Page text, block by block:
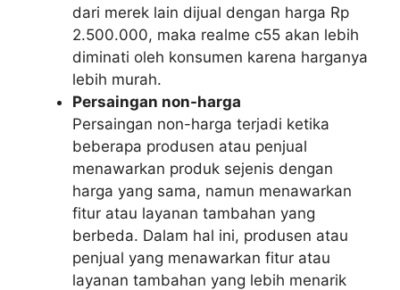
dari merek lain dijual dengan harga Rp
2.500.000, maka realme c55 akan lebih
diminati oleh konsumen karena harganya
lebih murah.
Persaingan non-harga
Persaingan non-harga terjadi ketika
beberapa produsen atau penjual
menawarkan produk sejenis dengan
harga yang sama, namun menawarkan
fitur atau layanan tambahan yang
berbeda. Dalam hal ini, produsen atau
penjual yang menawarkan fitur atau
layanan tambahan yang lebih menarik